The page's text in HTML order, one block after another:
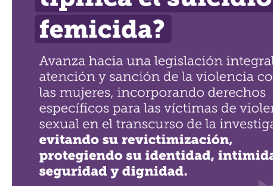
APP MÓVIL